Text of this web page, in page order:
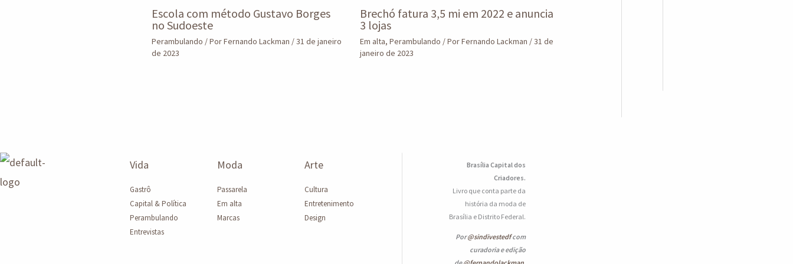
Escola com método Gustavo Borges
no Sudoeste
Perambulando / PorFernando Lackman /31 de janeiro
de 2023
Brechó fatura 3,5 mi em 2022 e anuncia
3 lojas
Em alta, Perambulando / PorFernando Lackman /31 de
janeiro de 2023
Vida
Gastrô
Capital & Política
Perambulando
Entrevistas
Moda
Passarela
Em alta
Marcas
Arte
Cultura
Entretenimento
Design
Brasília Capital dos
Criadores.
Livro que conta parte da
história da moda de
Brasília e Distrito Federal.
Por@sindivestedfcom
curadoria e edição
de@fernandolackman